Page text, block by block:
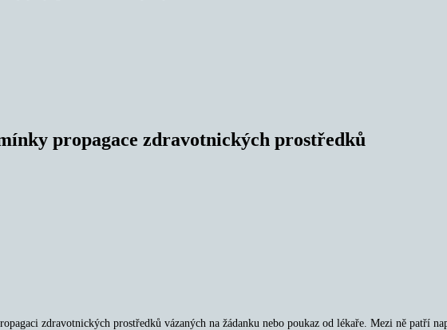
propagace zdravotnických prostředků
zdravotnických prostředků vázaných na žádanku nebo poukaz od lékaře. Mezi ně patří